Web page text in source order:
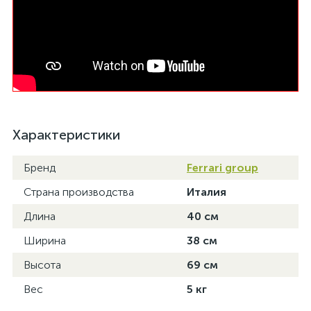
Характеристики
Бренд
Ferrari group
Страна производства
Италия
Длина
40 см
Ширина
38 см
Высота
69 см
Вес
5 кг